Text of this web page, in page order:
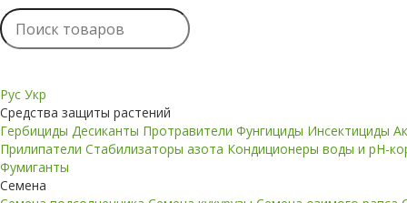
Рус Укр
Средства защиты растений
Гербициды Десиканты Протравители Фунгициды Инсектициды
Прилипатели Стабилизаторы азота Кондиционеры воды и pH-
Фумиганты
Семена